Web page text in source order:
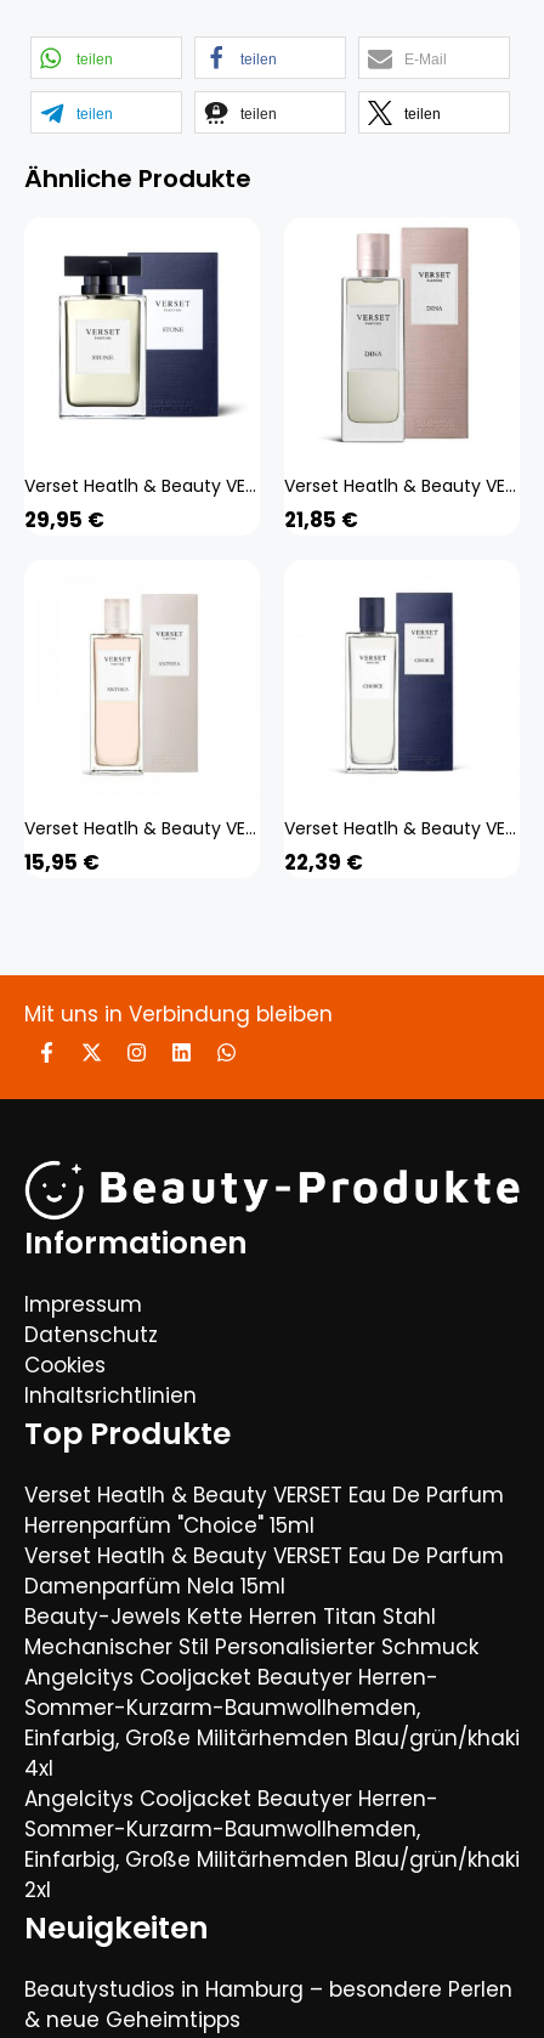
teilen teilen E-Mail
teilen teilen teilen
Ähnliche Produkte
Verset Heatlh & Beauty VERSET Eau De Parfum Herrenduft Stone 100ml
29,95 €
Verset Heatlh & Beauty VERSET Eau De Parfum Damenparfüm Dina 50ml
21,85 €
Verset Heatlh & Beauty VERSET Eau de Parfum Damenparfüm Anthea 50ml
15,95 €
Verset Heatlh & Beauty VERSET Eau De Parfum Herrenparfüm Choice 50ml
22,39 €
Mit uns in Verbindung bleiben
Informationen
Impressum
Datenschutz
Cookies
Inhaltsrichtlinien
Top Produkte
Verset Heatlh & Beauty VERSET Eau De Parfum
Herrenparfüm "Choice" 15ml
Verset Heatlh & Beauty VERSET Eau De Parfum
Damenparfüm Nela 15ml
Beauty-Jewels Kette Herren Titan Stahl
Mechanischer Stil Personalisierter Schmuck
Angelcitys Cooljacket Beautyer Herren-
Sommer-Kurzarm-Baumwollhemden,
Einfarbig, Große Militärhemden Blau/grün/khaki
4xl
Angelcitys Cooljacket Beautyer Herren-
Sommer-Kurzarm-Baumwollhemden,
Einfarbig, Große Militärhemden Blau/grün/khaki
2xl
Neuigkeiten
Beautystudios in Hamburg – besondere Perlen
& neue Geheimtipps